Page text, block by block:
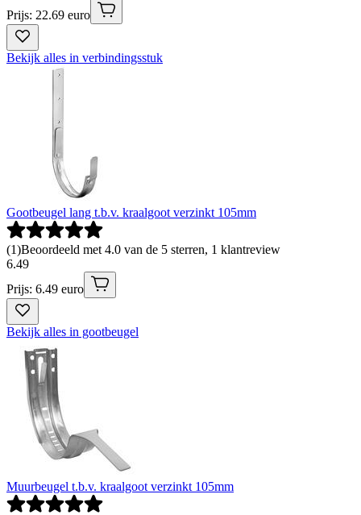
Prijs: 22.69 euro
Bekijk alles in verbindingsstuk
Gootbeugel lang t.b.v. kraalgoot verzinkt 105mm
(1)Beoordeeld met 4.0 van de 5 sterren, 1 klantreview
6.49
Prijs: 6.49 euro
Bekijk alles in gootbeugel
Muurbeugel t.b.v. kraalgoot verzinkt 105mm